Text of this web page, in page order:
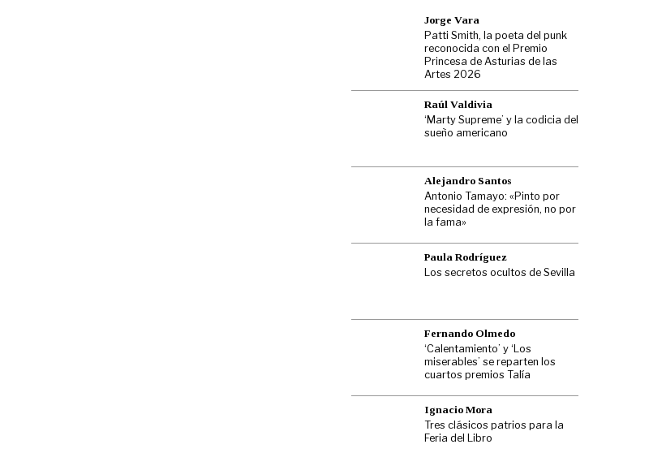
Jorge Vara
Patti Smith, la poeta del punk
reconocida con el Premio
Princesa de Asturias de las
Artes 2026
Raúl Valdivia
‘Marty Supreme’ y la codicia del
sueño americano
Alejandro Santos
Antonio Tamayo: «Pinto por
necesidad de expresión, no por
la fama»
Paula Rodríguez
Los secretos ocultos de Sevilla
Fernando Olmedo
‘Calentamiento’ y ‘Los
miserables’ se reparten los
cuartos premios Talía
Ignacio Mora
Tres clásicos patrios para la
Feria del Libro